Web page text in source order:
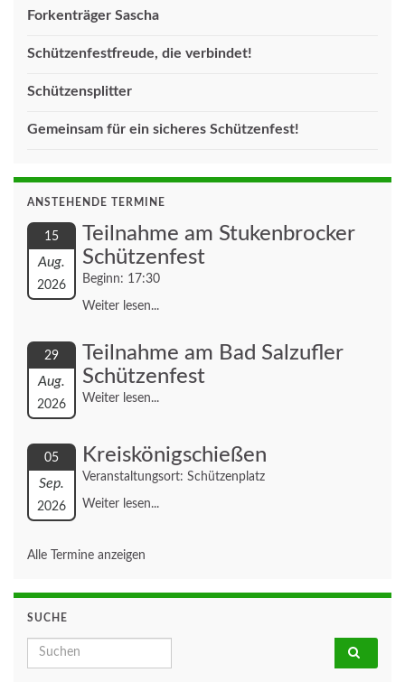
Forkenträger Sascha
Schützenfestfreude, die verbindet!
Schützensplitter
Gemeinsam für ein sicheres Schützenfest!
ANSTEHENDE TERMINE
15
Aug.
2026
Teilnahme am Stukenbrocker
Schützenfest
Beginn: 17:30
Weiter lesen...
29
Aug.
2026
Teilnahme am Bad Salzufler
Schützenfest
Weiter lesen...
05
Sep.
2026
Kreiskönigschießen
Veranstaltungsort: Schützenplatz
Weiter lesen...
Alle Termine anzeigen
SUCHE
Search for: